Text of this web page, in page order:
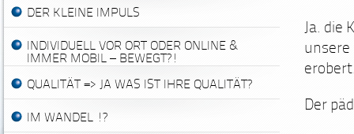
DER KLEINE IMPULS
INDIVIDUELL VOR ORT ODER ONLINE &
IMMER MOBIL – BEWEGT?!
QUALITÄT => JA WAS IST IHRE QUALITÄT?
IM WANDEL !?
Ja. die
unsere
Der